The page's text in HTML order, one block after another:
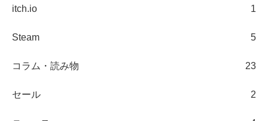
itch.io 1
Steam 5
コラム・読み物 23
セール 2